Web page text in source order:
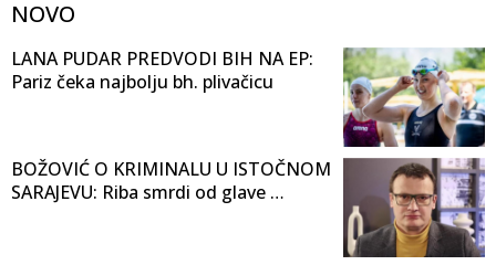
NOVO
LANA PUDAR PREDVODI BIH NA EP:
Pariz čeka najbolju bh. plivačicu
BOŽOVIĆ O KRIMINALU U ISTOČNOM
SARAJEVU: Riba smrdi od glave …